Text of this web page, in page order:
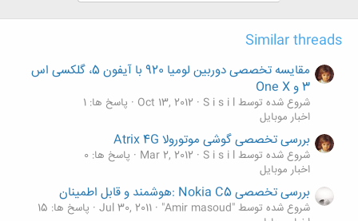
:
Similar threads
مقایسه تخصصی دوربین لومیا 920 با آیفون 5، گلکسی اس
3 و One X
شروع شده توسط S i s i l Oct 13, 2012
پاسخ ها: 1
اخبار موبایل
بررسی تخصصی گوشی موتورولا Atrix 4G
شروع شده توسط S i s i l Mar 2, 2012
پاسخ ها: 0
اخبار موبایل
بررسی تخصصی Nokia C5 :هوشمند و قابل اطمینان
شروع شده توسط "Amir masoud" Jul 30, 2011 پاسخ ها: 15